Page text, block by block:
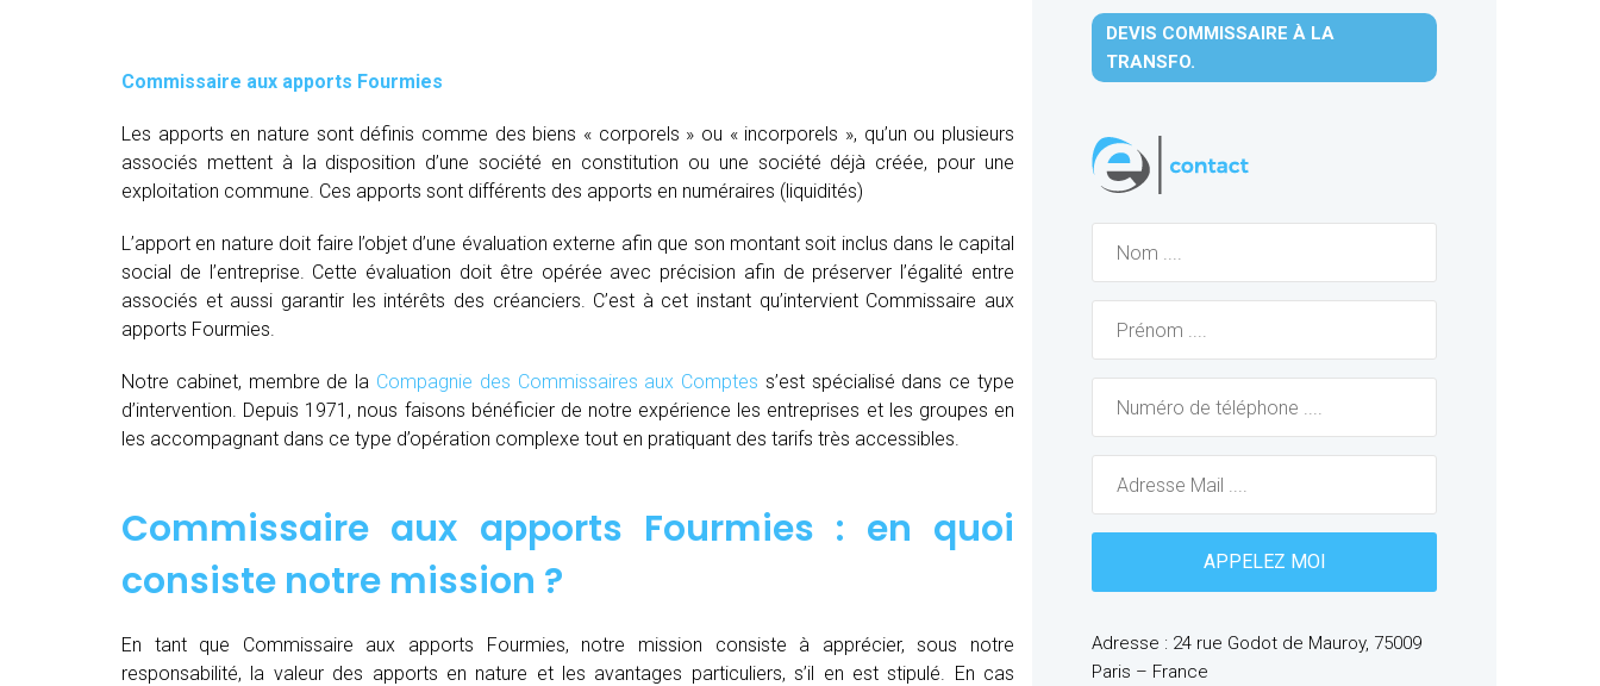
Commissaire aux apports Fourmies
Les apports en nature sont définis comme des biens « corporels » ou « incorporels », qu’un ou plusieurs
associés mettent à la disposition d’une société en constitution ou une société déjà créée, pour une
exploitation commune. Ces apports sont différents des apports en numéraires (liquidités)
L’apport en nature doit faire l’objet d’une évaluation externe afin que son montant soit inclus dans le capital
social de l’entreprise. Cette évaluation doit être opérée avec précision afin de préserver l’égalité entre
associés et aussi garantir les intérêts des créanciers. C’est à cet instant qu’intervient Commissaire aux
apports Fourmies.
Notre cabinet, membre de la Compagnie des Commissaires aux Comptes s’est spécialisé dans ce type
d’intervention. Depuis 1971, nous faisons bénéficier de notre expérience les entreprises et les groupes en
les accompagnant dans ce type d’opération complexe tout en pratiquant des tarifs très accessibles.
Commissaire aux apports Fourmies : en quoi
consiste notre mission ?
En tant que Commissaire aux apports Fourmies, notre mission consiste à apprécier, sous notre
responsabilité, la valeur des apports en nature et les avantages particuliers, s’il en est stipulé. En cas
DEVIS COMMISSAIRE À LA
TRANSFO.
Adresse : 24 rue Godot de Mauroy, 75009
Paris – France